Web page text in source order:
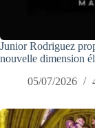
Junior Rodriguez
nouvelle dimension
05/07/2026